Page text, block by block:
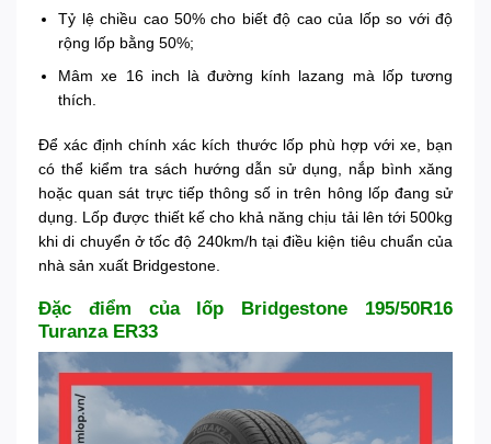
Tỷ lệ chiều cao 50% cho biết độ cao của lốp so với độ
rộng lốp bằng 50%;
Mâm xe 16 inch là đường kính lazang mà lốp tương
thích.
Để xác định chính xác kích thước lốp phù hợp với xe, bạn
có thể kiểm tra sách hướng dẫn sử dụng, nắp bình xăng
hoặc quan sát trực tiếp thông số in trên hông lốp đang sử
dụng. Lốp được thiết kế cho khả năng chịu tải lên tới 500kg
khi di chuyển ở tốc độ 240km/h tại điều kiện tiêu chuẩn của
nhà sản xuất Bridgestone.
Đặc điểm của lốp Bridgestone 195/50R16
Turanza ER33